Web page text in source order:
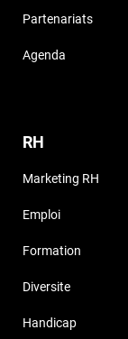
Partenariats
Agenda
RH
Marketing RH
Emploi
Formation
Diversite
Handicap